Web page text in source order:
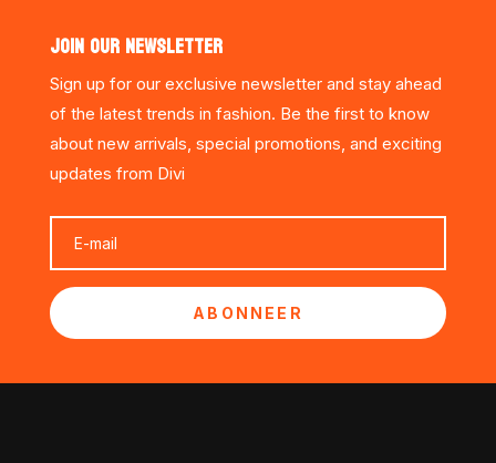
JOIN OUR NEWSLETTER
Sign up for our exclusive newsletter and stay ahead
of the latest trends in fashion. Be the first to know
about new arrivals, special promotions, and exciting
updates from Divi
ABONNEER